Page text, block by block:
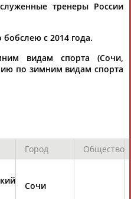
АБДУВАЛИЕВ
АБДУЛАЕВ
Назир
тренеры России
с 2014 года.
видам спорта (Сочи,
по зимним видам спорта
Город Общество
Сочи